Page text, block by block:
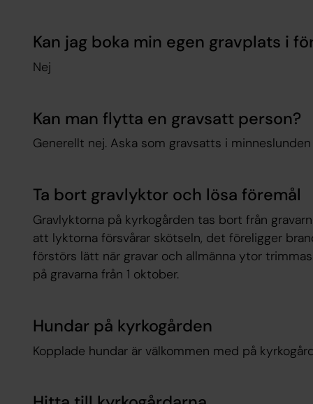
Kan jag boka min egen gravplats i
Nej
Kan man flytta en gravsatt person?
Generellt nej. Aska som gravsatts i
Ta bort gravlyktor och lösa föremål
Gravlyktorna på kyrkogården tas bort från
att lyktorna försvårar skötseln, det föreligger
förstörs lätt när gravar och allmänna ytor
på gravarna från 1 oktober.
Hundar på kyrkogården
Kopplade hundar är välkommen med på